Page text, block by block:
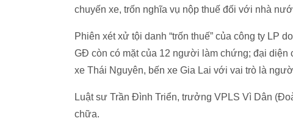
chuyến xe, trốn nghĩa vụ nộp thuế đối với nhà
Phiên xét xử tội danh “trốn thuế” của công ty LP
GĐ còn có mặt của 12 người làm chứng; đại
xe Thái Nguyên, bến xe Gia Lai với vai trò là
Luật sư Trần Đình Triển, trưởng VPLS Vì Dân
chữa.